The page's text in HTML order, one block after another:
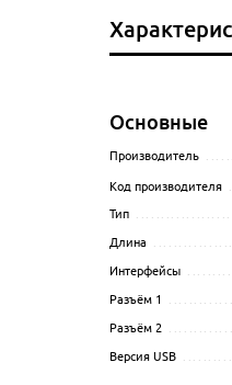
Основные
Производитель
Код производителя
Тип
Длина
Интерфейсы
Разъём 1
Разъём 2
Версия USB